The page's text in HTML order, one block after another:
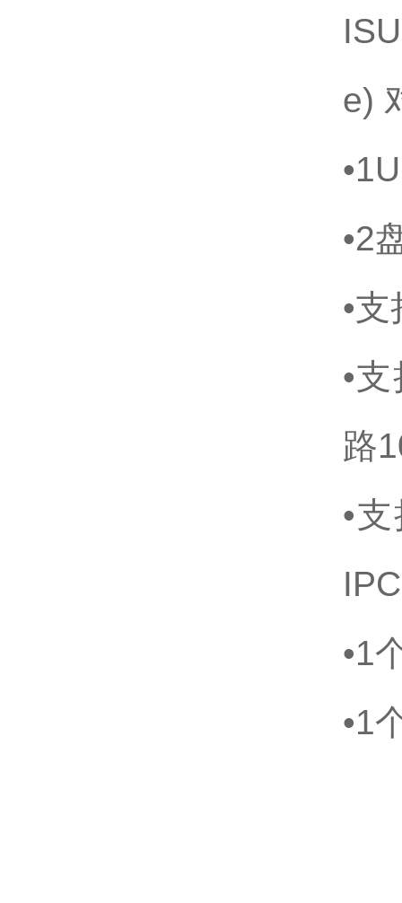
e)
•2
•
•
路
•
IPC
•1
•1